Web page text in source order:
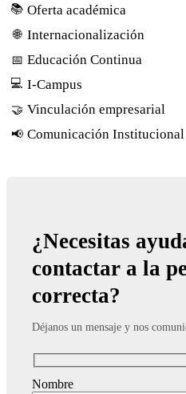
📚 Oferta académica
🌐 Internacionalización
📅 Educación Continua
💻 I-Campus
🤝 Vinculación empresarial
📢 Comunicación Institucional
¿Necesitas
contactar a la
correcta?
Déjanos un mensaje y nos
Nombre